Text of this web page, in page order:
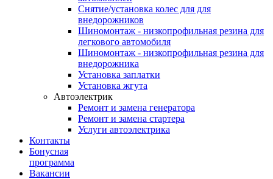
Снятие/установка колес для для
внедорожников
Шиномонтаж - низкопрофильная резина для
легкового автомобиля
Шиномонтаж - низкопрофильная резина для
внедорожника
Установка заплатки
Установка жгута
Автоэлектрик
Ремонт и замена генератора
Ремонт и замена стартера
Услуги автоэлектрика
Контакты
Бонусная
программа
Вакансии